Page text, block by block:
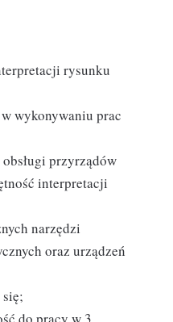
rysunku
wykonywaniu prac
przyrządów
interpretacji
narzędzi
oraz urządzeń